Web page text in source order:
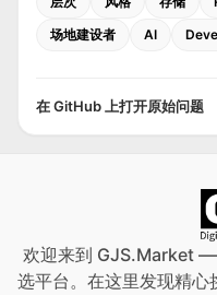
场地建设者
AI
在 GitHub 上打开原始问题
欢迎来到 GJS.Market
选平台。在这里发现精心